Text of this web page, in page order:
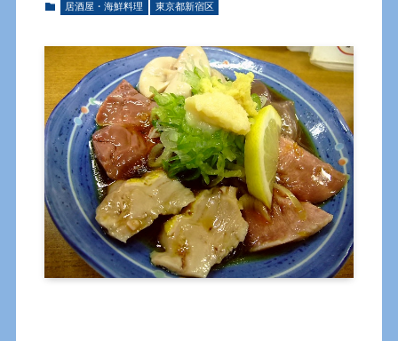
居酒屋・海鮮料理 東京都新宿区